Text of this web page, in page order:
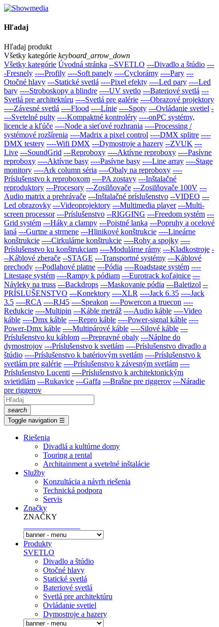
Hľadaj
Hľadaj produkt
Všetky kategórie keyboard_arrow_down
Všetky kategórie Úvodná stránka --SVETLO ---Divadlo a štúdio ---
-Fresnely ----Profily ----Soft panely ----Cyclorámy ----Pary ---
Otočné hlavy ---Statické svetlá ----Pixel efekty ----Led pary ----Led
bary ----Stroboskopy a blindre ----UV svetlo ---Bateriové svetlá ---
Svetlá pre architektúru ----Svetlá pre galérie ----Obrazové projektory
----Závesné svetlá ----Flood ----Línie ----Spoty ---Ovládanie svetiel -
---Svetelné pulty ----Kompaktné kontroléry ----onPC systémy,
licencie a kľúče ----Node a sieťové rozhrania ----Processing /
systémové rozšírenia ----Madrix a pixel control ----DMX splitre ----
DMX testery ----Wifi DMX ---Dymostroje a hazery --ZVUK ---
Live ---SoundGrid ---Reproboxy ----Aktívne reproboxy ----Pasívne
reproboxy ----Aktívne basy ----Pasívne basy ----Line array ----Stage
monitory ----Ark column séria ----Obaly na reproboxy ----
Príslušenstvo k reproboxom ----PA zostavy ---Inštalačné
reproduktory ---Procesory ---Zosilňovače ---Zosilňovače 100V ---
Audio matrix a prehrávače ---Inštalačné prí­slušenstvo --VIDEO ---
Led obrazovky ---Videoprojektory ---Multimedia player ---Multi-
screen processor ---Príslušenstvo --RIGGING ---Freedom systém ---
Grid systém ---Háky a clampy ---Poistné lanka ---Popruhy a ocelové
laná ---Gurtne a strmene ---Hlinikové konštrukcie ----Lineárne
konštrukcie ----Cirkulárne konštrukcie ----Rohy a spojky ----
Príslušenstvo ku konštrukciam ----Modulárne rámy ---Kladkostroje -
--Káblové zberače --STAGE ---Transportné systémy ---Káblové
prechody ---Podlahové platne ---Pódia ----Roadstage systém ----
Litestage systém ----Rampy k pódiam ---Eurotrack koľajnice ---
Návleky na truss ---Backdrops ---Maskovanie pódia ---Baletizol --
PRÍSLUŠENSTVO ---Konektory ----XLR ----Jack 6.35 ----Jack
3.5 ----RCA ----RJ45 ----Speakon ----Powercon a truecon ----
Redukcie ----Multipin ---Káble metráž ----Audio káble ----Video
káble ----Dmx káble ----Repro káble ----Power-signal káble ----
Power-Dmx káble ----Multipárové káble ----Silové káble ---
Príslušenstvo ku káblom ---Prepravné obaly ---Náplne do
dymostrojov ---Prí­slušenstvo k svetlám ----Príslušenstvo divadlo a
štúdio ----Príslušenstvo k batériovým svetlám ----Príslušenstvo k
svetlám pre galérie ----Príslušenstvo k závesným svetlám ----
Príslušenstvo Lucenti ----Príslušenstvo k architektonickým
svietidlám ---Rukavice ---Gaffa ---Brašne pre riggerov ---Náradie
pre riggerov
search
Toggle navigation ☰
Riešenia
Divadlá a kultúrne domy
Touring a rental
Architainment a svetelné inštalácie
Služby
Konzultácia a návrh riešenia
Technická podpora
Servis
Značky
ZNAČKY
Produkty
SVETLO
Divadlo a štúdio
Otočné hlavy
Statické svetlá
Bateriové svetlá
Svetlá pre architektúru
Ovládanie svetiel
Dymostroje a hazery